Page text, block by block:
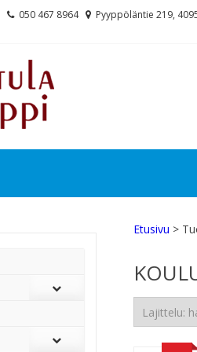
050 467 8964 Pyyppöläntie 219,
Etusivu >